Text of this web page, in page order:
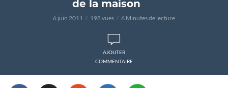
de la maison
6 juin 2011 198 vues 6 Minutes de lecture
AJOUTER
COMMENTAIRE